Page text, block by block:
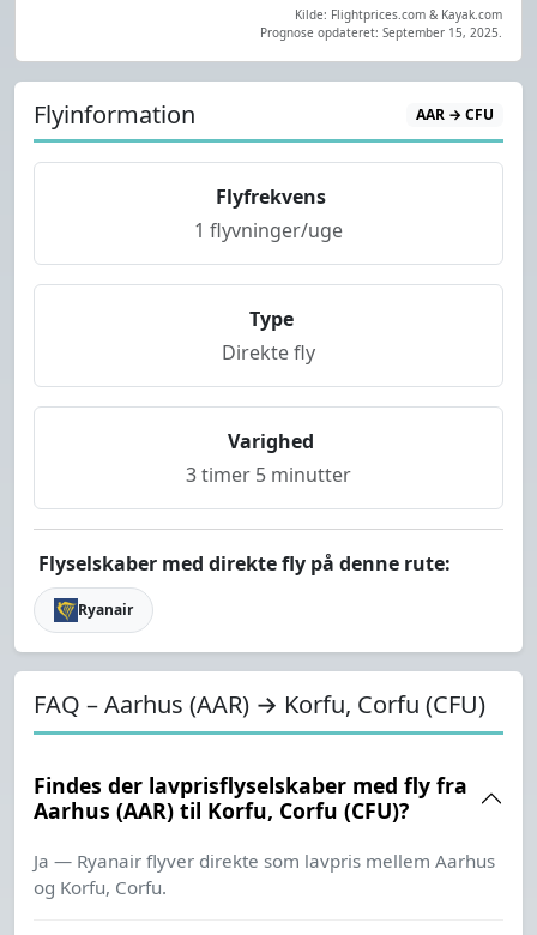
Kilde: Flightprices.com & Kayak.com
Prognose opdateret: September 15, 2025.
Flyinformation AAR → CFU
Flyfrekvens
1 flyvninger/uge
Type
Direkte fly
Varighed
3 timer 5 minutter
Flyselskaber med direkte fly på denne rute:
Ryanair
FAQ – Aarhus (AAR) → Korfu, Corfu (CFU)
Findes der lavprisflyselskaber med fly fra
Aarhus (AAR) til Korfu, Corfu (CFU)?
Ja — Ryanair flyver direkte som lavpris mellem Aarhus
og Korfu, Corfu.